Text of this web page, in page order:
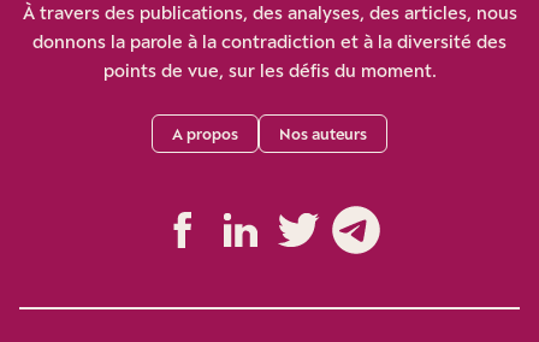
À travers des publications, des analyses, des articles, nous
donnons la parole à la contradiction et à la diversité des
points de vue, sur les défis du moment.
A propos Nos auteurs